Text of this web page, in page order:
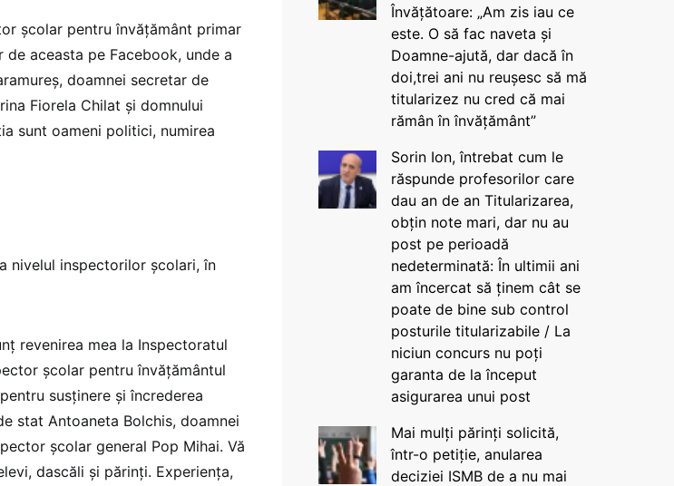
școlar pentru învățământ primar
aceasta pe Facebook, unde a
doamnei secretar de
Fiorela Chilat și domnului
sunt oameni politici, numirea
nivelul inspectorilor școlari, în
revenirea mea la Inspectoratul
școlar pentru învățământul
susținere și încrederea
stat Antoaneta Bolchis, doamnei
școlar general Pop Mihai. Vă
dascăli și părinți. Experiența,
Învățătoare: „Am zis iau ce
este. O să fac naveta și
Doamne-ajută, dar dacă în
doi,trei ani nu reușesc să mă
titularizez nu cred că mai
rămân în învățământ”
Sorin Ion, întrebat cum le
răspunde profesorilor care
dau an de an Titularizarea,
obțin note mari, dar nu au
post pe perioadă
nedeterminată: În ultimii ani
am încercat să ținem cât se
poate de bine sub control
posturile titularizabile / La
niciun concurs nu poți
garanta de la început
asigurarea unui post
Mai mulți părinți solicită,
într-o petiție, anularea
deciziei ISMB de a nu mai